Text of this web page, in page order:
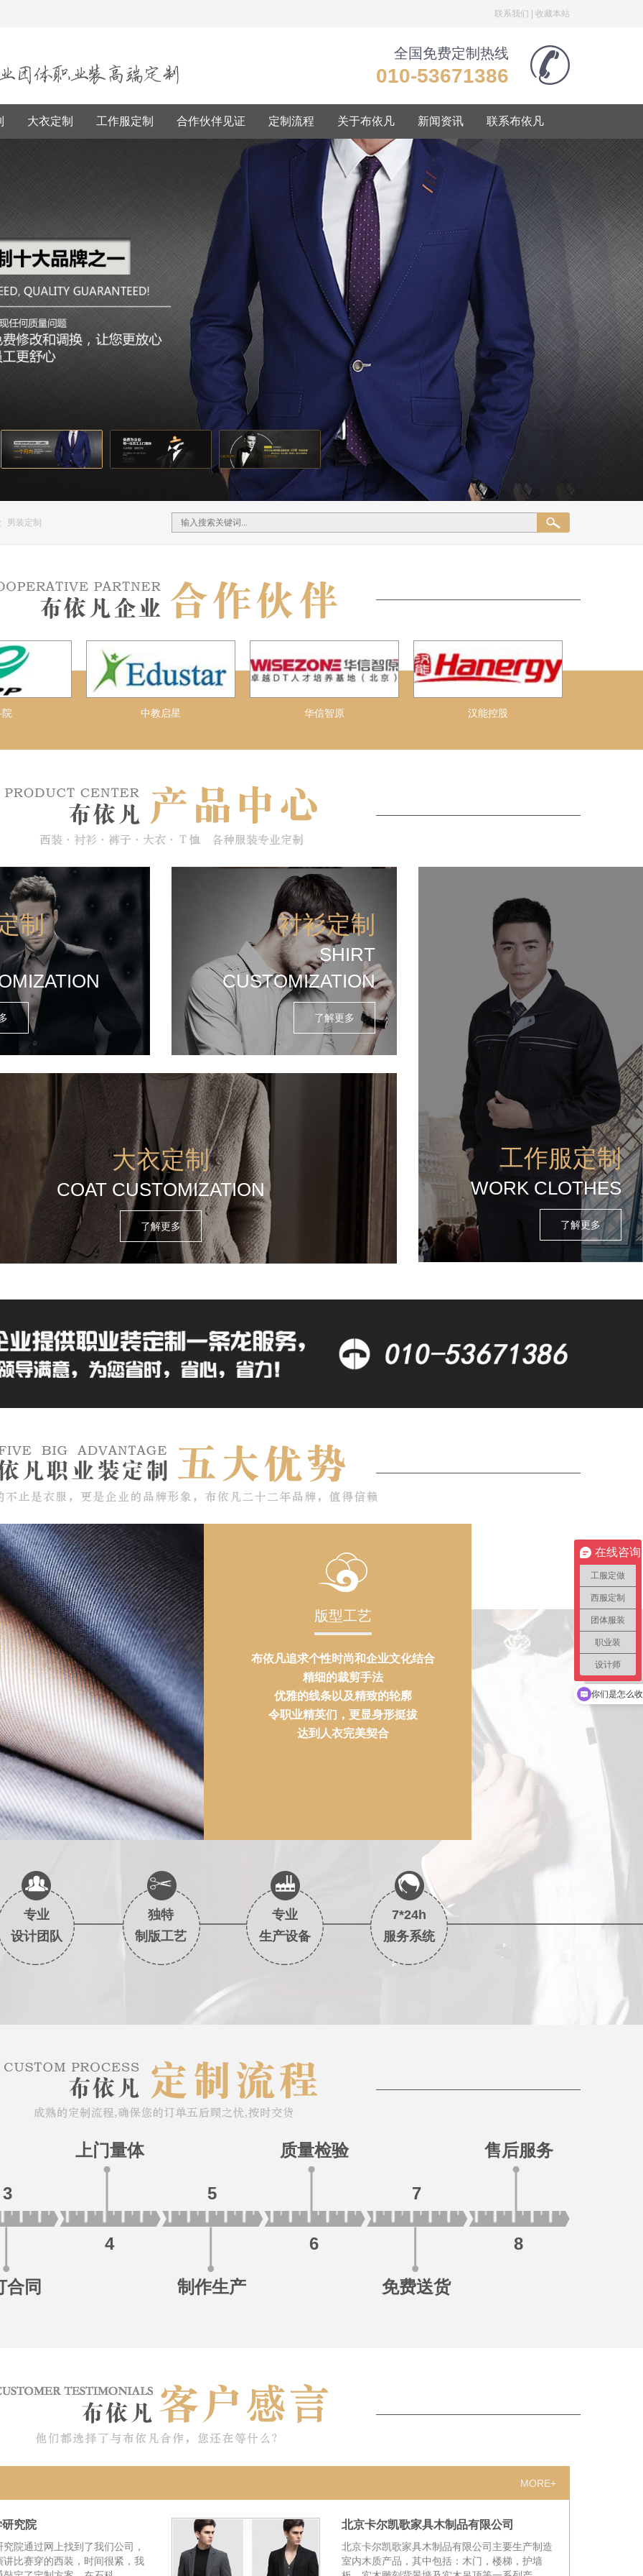
联系我们 收藏本站
全国免费定制热线
010-53671386
大衣定制 工作服定制 合作伙伴见证 定制流程 关于布依凡 新闻资讯 联系布依凡
男装定制
中教启星 华信智原 汉能控股
制 衬衫定制
SHIRT
CUSTOMIZATION
了解更多
大衣定制
COAT CUSTOMIZATION
了解更多
工作服定制
WORK CLOTHES
了解更多
版型工艺
布依凡追求个性时尚和企业文化结合
精细的裁剪手法
优雅的线条以及精致的轮廓
令职业精英们，更显身形挺拔
达到人衣完美契合
专业
设计团队
独特
制版工艺
专业
生产设备
7*24h
服务系统
3
合同
上门量体
4
5
制作生产
质量检验
6
7
免费送货
售后服务
8
MORE+
究院
院通过网上找到了我们公司，
讲比赛穿的西装，时间很紧，我
北京卡尔凯歌家具木制品有限公司
北京卡尔凯歌家具木制品有限公司主要生产制造
室内木质产品，其中包括：木门，楼梯，护墙
在线咨询
工服定做
西服定制
团体服装
职业装
设计师
你们是怎么
现在有优惠